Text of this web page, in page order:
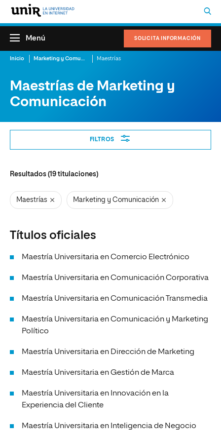
SOLICITA INFORMACIÓN
Menú
Inicio Marketing y Comunicación Maestrías
Maestrías de Marketing y
Comunicación
FILTROS
Resultados (19 titulaciones)
Maestrías Marketing y Comunicación
Títulos oficiales
Maestría Universitaria en Comercio Electrónico
Maestría Universitaria en Comunicación Corporativa
Maestría Universitaria en Comunicación Transmedia
Maestría Universitaria en Comunicación y Marketing
Político
Maestría Universitaria en Dirección de Marketing
Maestría Universitaria en Gestión de Marca
Maestría Universitaria en Innovación en la
Experiencia del Cliente
Maestría Universitaria en Inteligencia de Negocio